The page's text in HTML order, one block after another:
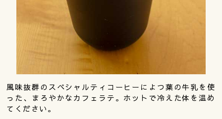
風味抜群のスペシャルティコーヒーによつ葉の牛乳を使
った、まろやかなカフェラテ。ホットで冷えた体を温め
てください。